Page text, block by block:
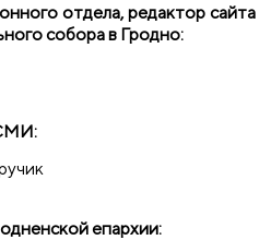
отдела, редактор сайта
собора в Гродно:
епархии: